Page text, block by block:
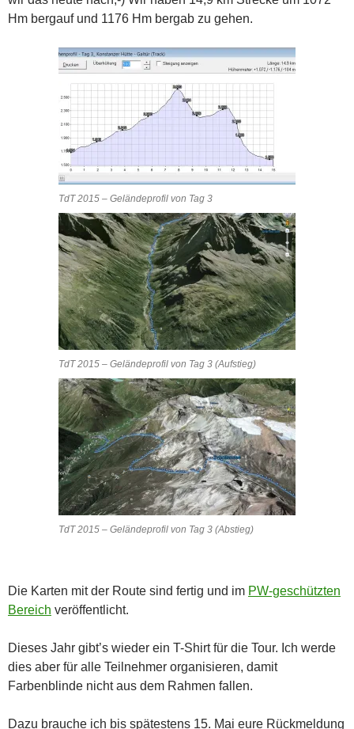
Hm bergauf und 1176 Hm bergab zu gehen.
TdT 2015 – Geländeprofil von Tag 3
TdT 2015 – Geländeprofil von Tag 3 (Aufstieg)
TdT 2015 – Geländeprofil von Tag 3 (Abstieg)
Die Karten mit der Route sind fertig und im PW-geschützten
Bereich veröffentlicht.
Dieses Jahr gibt’s wieder ein T-Shirt für die Tour. Ich werde
dies aber für alle Teilnehmer organisieren, damit
Farbenblinde nicht aus dem Rahmen fallen.
Dazu brauche ich bis spätestens 15. Mai eure Rückmeldung